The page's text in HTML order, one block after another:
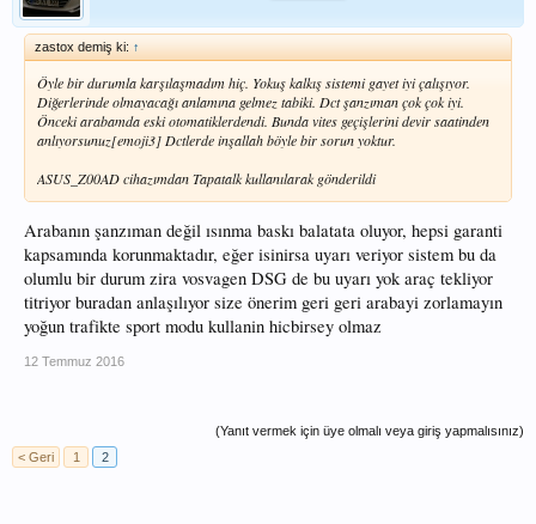
zastox demiş ki: ↑
Öyle bir durumla karşılaşmadım hiç. Yokuş kalkış sistemi gayet iyi çalışıyor.
Diğerlerinde olmayacağı anlamına gelmez tabiki. Dct şanzıman çok çok iyi.
Önceki arabamda eski otomatiklerdendi. Bunda vites geçişlerini devir saatinden
anlıyorsunuz[emoji3] Dctlerde inşallah böyle bir sorun yoktur.
ASUS_Z00AD cihazımdan Tapatalk kullanılarak gönderildi
Arabanın şanzıman değil ısınma baskı balatata oluyor, hepsi garanti
kapsamında korunmaktadır, eğer isinirsa uyarı veriyor sistem bu da
olumlu bir durum zira vosvagen DSG de bu uyarı yok araç tekliyor
titriyor buradan anlaşılıyor size önerim geri geri arabayi zorlamayın
yoğun trafikte sport modu kullanin hicbirsey olmaz
12 Temmuz 2016
(Yanıt vermek için üye olmalı veya giriş yapmalısınız)
< Geri
1 2